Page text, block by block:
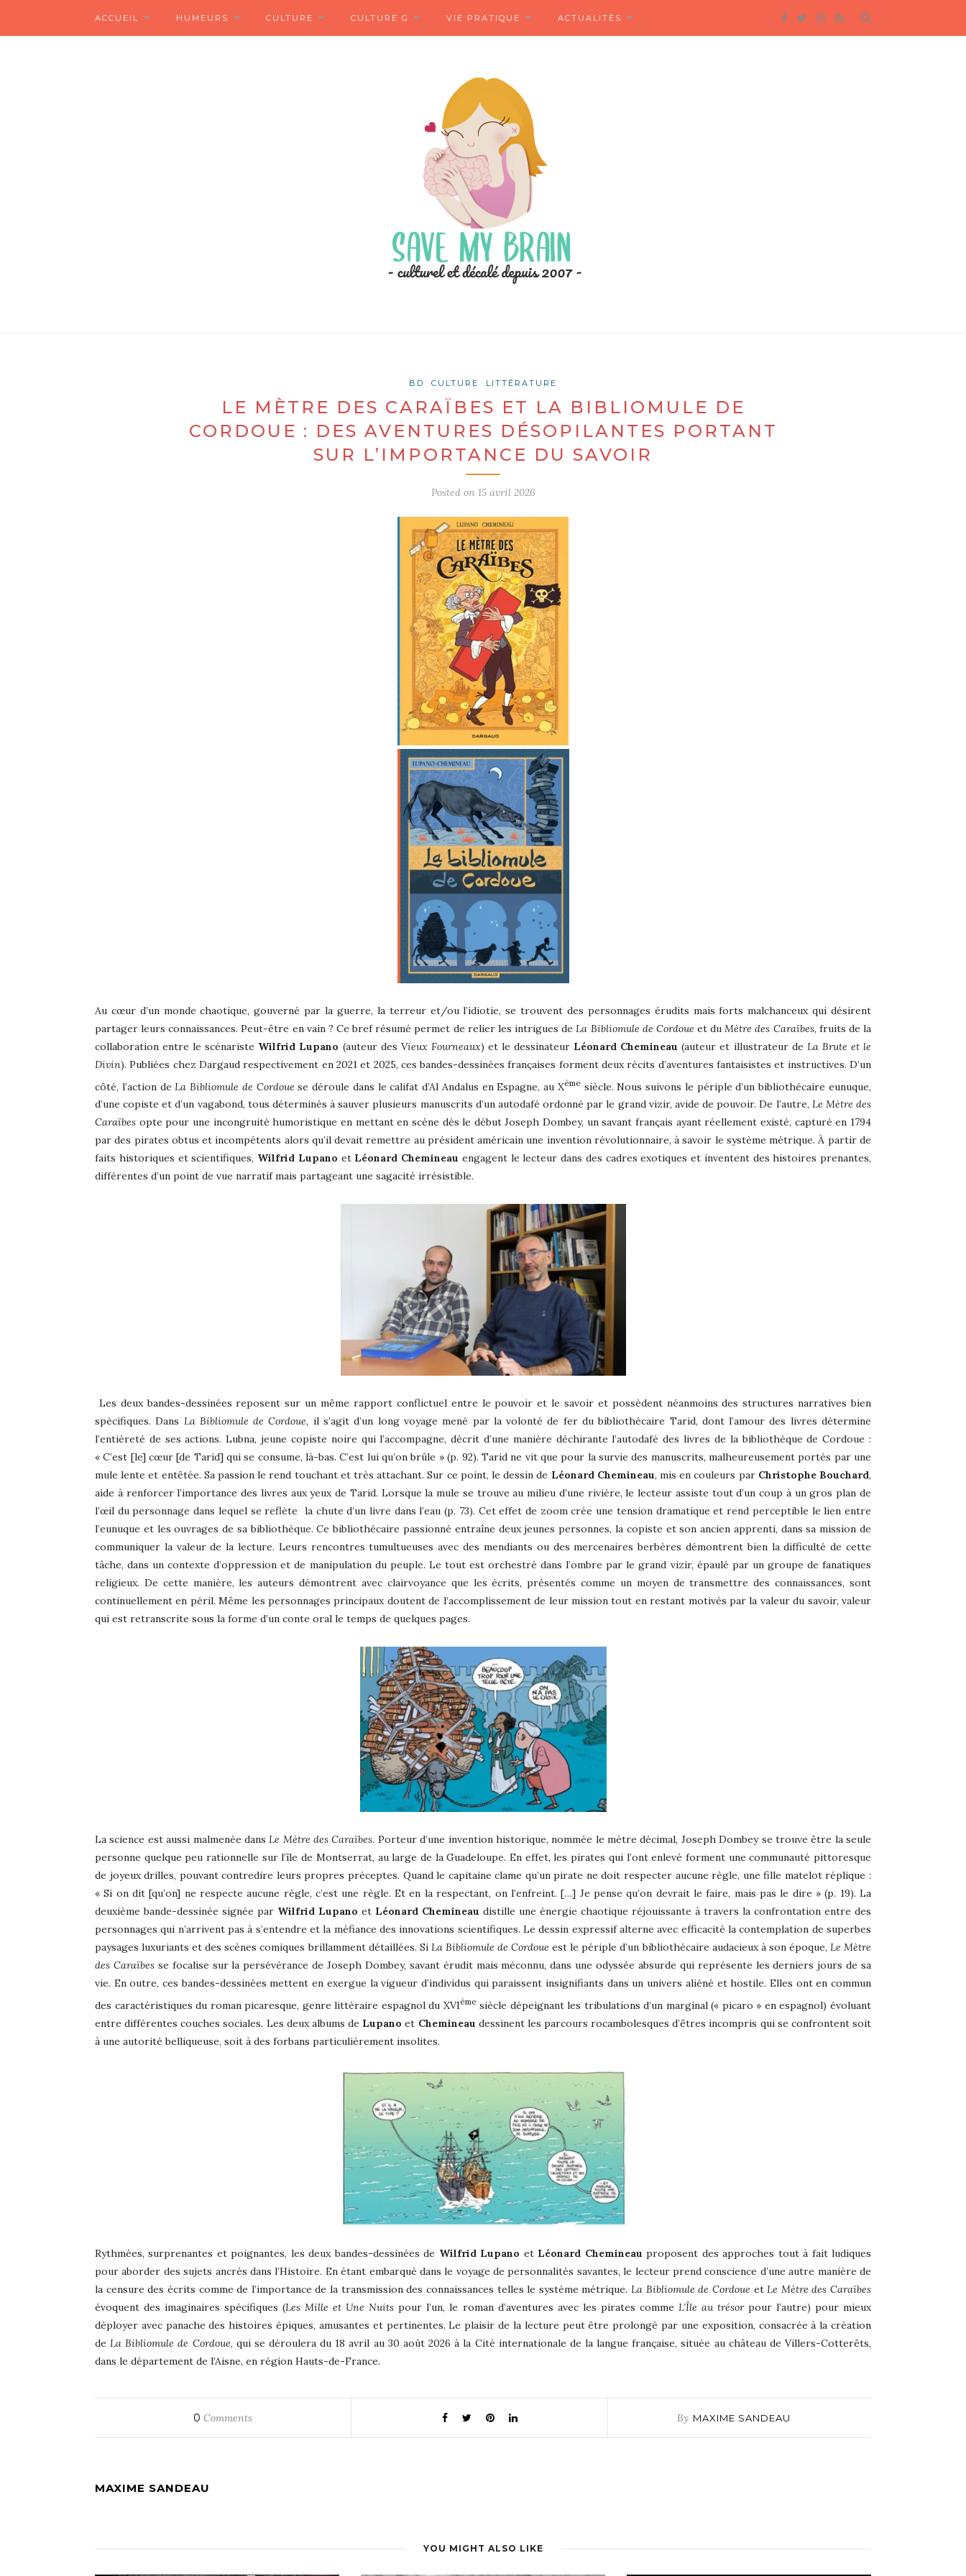
ACCUEIL HUMEURS CULTURE CULTURE G VIE PRATIQUE ACTUALITÉS
BD CULTURE LITTÉRATURE
LE MÈTRE DES CARAÏBES ET LA BIBLIOMULE DE
CORDOUE : DES AVENTURES DÉSOPILANTES PORTANT
SUR L’IMPORTANCE DU SAVOIR
Posted on 15 avril 2026
Au cœur d’un monde chaotique, gouverné par la guerre, la terreur et/ou l’idiotie, se trouvent des personnages érudits mais forts malchanceux qui désirent
partager leurs connaissances. Peut-être en vain ? Ce bref résumé permet de relier les intrigues deLa Bibliomule de Cordoue et du Mètre des Caraïbes, fruits de la
collaboration entre le scénariste Wilfrid Lupano (auteur des Vieux Fourneaux) et le dessinateur Léonard Chemineau(auteur et illustrateur de La Brute et le
Divin). Publiées chez Dargaud respectivement en 2021 et 2025, ces bandes-dessinées françaises forment deux récits d’aventures fantaisistes et instructives. D’un
côté, l’action de La Bibliomule de Cordoue se déroule dans le califat d’Al Andalus en Espagne, au Xèmesiècle. Nous suivons le périple d’un bibliothécaire eunuque,
d’une copiste et d’un vagabond, tous déterminés à sauver plusieurs manuscrits d’un autodafé ordonné par le grand vizir, avide de pouvoir. De l’autre, Le Mètre des
Caraïbes opte pour une incongruité humoristique en mettant en scène dès le début Joseph Dombey, un savant français ayant réellement existé, capturé en 1794
par des pirates obtus et incompétents alors qu’il devait remettre au président américain une invention révolutionnaire, à savoir le système métrique. À partir de
faits historiques et scientifiques, Wilfrid Lupano et Léonard Chemineau engagent le lecteur dans des cadres exotiques et inventent des histoires prenantes,
différentes d’un point de vue narratif mais partageant une sagacité irrésistible.
Les deux bandes-dessinées reposent sur un même rapport conflictuel entre le pouvoir et le savoir et possèdent néanmoins des structures narratives bien
spécifiques. Dans La Bibliomule de Cordoue, il s’agit d’un long voyage mené par la volonté de fer du bibliothécaire Tarid, dont l’amour des livres détermine
l’entièreté de ses actions. Lubna, jeune copiste noire qui l’accompagne, décrit d’une manière déchirante l’autodafé des livres de la bibliothèque de Cordoue :
« C’est [le] cœur [de Tarid] qui se consume, là-bas. C’est lui qu’on brûle » (p. 92). Tarid ne vit que pour la survie des manuscrits, malheureusement portés par une
mule lente et entêtée. Sa passion le rend touchant et très attachant. Sur ce point, le dessin de Léonard Chemineau, mis en couleurs par Christophe Bouchard,
aide à renforcer l’importance des livres aux yeux de Tarid. Lorsque la mule se trouve au milieu d’une rivière, le lecteur assiste tout d’un coup à un gros plan de
l’œil du personnage dans lequel se reflète la chute d’un livre dans l’eau (p. 73). Cet effet de zoom crée une tension dramatique et rend perceptible le lien entre
l’eunuque et les ouvrages de sa bibliothèque. Ce bibliothécaire passionné entraîne deux jeunes personnes, la copiste et son ancien apprenti, dans sa mission de
communiquer la valeur de la lecture. Leurs rencontres tumultueuses avec des mendiants ou des mercenaires berbères démontrent bien la difficulté de cette
tâche, dans un contexte d’oppression et de manipulation du peuple. Le tout est orchestré dans l’ombre par le grand vizir, épaulé par un groupe de fanatiques
religieux. De cette manière, les auteurs démontrent avec clairvoyance que les écrits, présentés comme un moyen de transmettre des connaissances, sont
continuellement en péril. Même les personnages principaux doutent de l’accomplissement de leur mission tout en restant motivés par la valeur du savoir, valeur
qui est retranscrite sous la forme d’un conte oral le temps de quelques pages.
La science est aussi malmenée dansLe Mètre des Caraïbes. Porteur d’une invention historique, nommée le mètre décimal, Joseph Dombey se trouve être la seule
personne quelque peu rationnelle sur l’île de Montserrat, au large de la Guadeloupe. En effet, les pirates qui l’ont enlevé forment une communauté pittoresque
de joyeux drilles, pouvant contredire leurs propres préceptes. Quand le capitaine clame qu’un pirate ne doit respecter aucune règle, une fille matelot réplique :
« Si on dit [qu’on] ne respecte aucune règle, c’est une règle. Et en la respectant, on l’enfreint. […] Je pense qu’on devrait le faire, mais pas le dire » (p. 19). La
deuxième bande-dessinée signée par Wilfrid Lupano et Léonard Chemineau distille une énergie chaotique réjouissante à travers la confrontation entre des
personnages qui n’arrivent pas à s’entendre et la méfiance des innovations scientifiques. Le dessin expressif alterne avec efficacité la contemplation de superbes
paysages luxuriants et des scènes comiques brillamment détaillées. Si La Bibliomule de Cordoueest le périple d’un bibliothécaire audacieux à son époque, Le Mètre
des Caraïbes se focalise sur la persévérance de Joseph Dombey, savant érudit mais méconnu, dans une odyssée absurde qui représente les derniers jours de sa
vie. En outre, ces bandes-dessinées mettent en exergue la vigueur d’individus qui paraissent insignifiants dans un univers aliéné et hostile. Elles ont en commun
des caractéristiques du roman picaresque, genre littéraire espagnol du XVIèmesiècle dépeignant les tribulations d’un marginal (« picaro » en espagnol) évoluant
entre différentes couches sociales. Les deux albums de Lupanoet Chemineau dessinent les parcours rocambolesques d’êtres incompris qui se confrontent soit
à une autorité belliqueuse, soit à des forbans particulièrement insolites.
Rythmées, surprenantes et poignantes, les deux bandes-dessinées de Wilfrid Lupano et Léonard Chemineau proposent des approches tout à fait ludiques
pour aborder des sujets ancrés dans l’Histoire. En étant embarqué dans le voyage de personnalités savantes, le lecteur prend conscience d’une autre manière de
la censure des écrits comme de l’importance de la transmission des connaissances telles le système métrique. La Bibliomule de Cordoue etLe Mètre des Caraïbes
évoquent des imaginaires spécifiques (Les Mille et Une Nuits pour l’un, le roman d’aventures avec les pirates comme L’Île au trésorpour l’autre) pour mieux
déployer avec panache des histoires épiques, amusantes et pertinentes. Le plaisir de la lecture peut être prolongé par une exposition, consacrée à la création
deLa Bibliomule de Cordoue, qui se déroulera du 18 avril au 30 août 2026 à la Cité internationale de la langue française, située au château de Villers-Cotterêts,
dans le département de l’Aisne, en région Hauts-de-France.
0 Comments By MAXIME SANDEAU
MAXIME SANDEAU
YOU MIGHT ALSO LIKE